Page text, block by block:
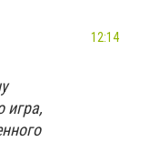
игра,
12:14